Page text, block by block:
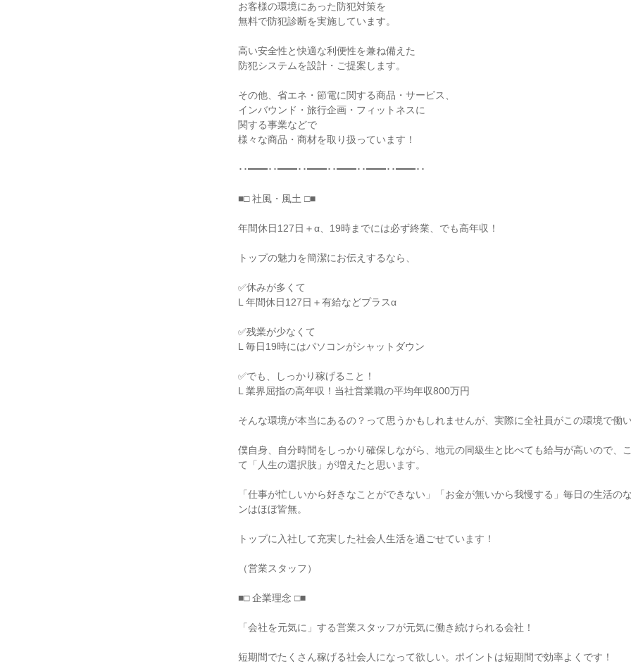
お客様の環境にあった防犯対策を
無料で防犯診断を実施しています。
高い安全性と快適な利便性を兼ね備えた
防犯システムを設計・ご提案します。
その他、省エネ・節電に関する商品・サービス、
インバウンド・旅行企画・フィットネスに
関する事業などで
様々な商品・商材を取り扱っています！
･･━━･･━━･･━━･･━━･･━━･･━━･･
■□ 社風・風土 □■
年間休日127日＋α、19時までには必ず終業、でも高年収！
トップの魅力を簡潔にお伝えするなら、
✅休みが多くて
L 年間休日127日＋有給などプラスα
✅残業が少なくて
L 毎日19時にはパソコンがシャットダウン
✅でも、しっかり稼げること！
L 業界屈指の高年収！当社営業職の平均年収800万円
そんな環境が本当にあるの？って思うかもしれませんが、実際に全社員がこの環境で働い
僕自身、自分時間をしっかり確保しながら、地元の同級生と比べても給与が高いので、
て「人生の選択肢」が増えたと思います。
「仕事が忙しいから好きなことができない」「お金が無いから我慢する」毎日の生活の
ンはほぼ皆無。
トップに入社して充実した社会人生活を過ごせています！
（営業スタッフ）
■□ 企業理念 □■
「会社を元気に」する営業スタッフが元気に働き続けられる会社！
短期間でたくさん稼げる社会人になって欲しい。ポイントは短期間で効率よくです！